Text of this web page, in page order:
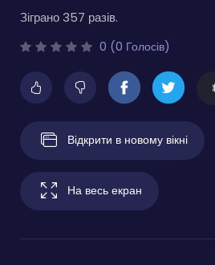
Зіграно 357 разів.
0 (0 Голосів)
Відкрити в новому вікні
На весь екран